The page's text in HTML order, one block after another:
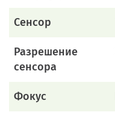
Сенсор
Разрешение
сенсора
Фокус